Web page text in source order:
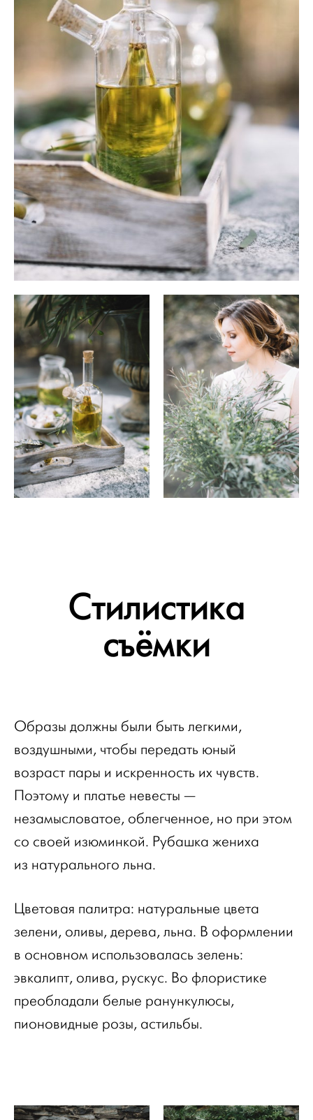
Стилистика
съёмки
Образы должны были быть легкими,
воздушными, чтобы передать юный
возраст пары и искренность их чувств.
Поэтому и платье невесты —
незамысловатое, облегченное, но при этом
со своей изюминкой. Рубашка жениха
из натурального льна.
Цветовая палитра: натуральные цвета
зелени, оливы, дерева, льна. В оформлении
в основном использовалась зелень:
эвкалипт, олива, рускус. Во флористике
преобладали белые ранункулюсы,
пионовидные розы, астильбы.